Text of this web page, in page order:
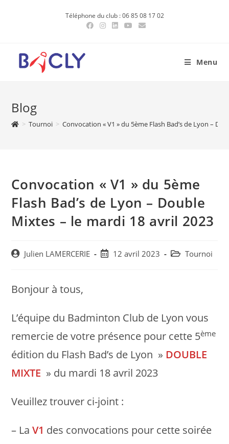
Téléphone du club : 06 85 08 17 02
Menu
Blog
> Tournoi > Convocation « V1 » du 5ème Flash Bad’s de Lyon –
Convocation « V1 » du 5ème
Flash Bad’s de Lyon – Double
Mixtes – le mardi 18 avril 2023
PostJulien LAMERCERIE
Post12 avril 2023
Post Tournoi
Bonjour à tous,
L’équipe du Badminton Club de Lyon vous
remercie de votre présence pour cette 5ème
édition du Flash Bad’s de Lyon » DOUBLE
MIXTE » du mardi 18 avril 2023
Veuillez trouver ci-joint :
– LaV1 des convocations pour cette soirée